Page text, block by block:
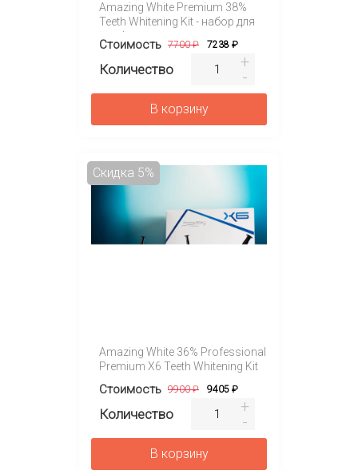
Amazing White Premium 38%
Teeth Whitening Kit - набор для
профессионального
отбеливания
Стоимость 7700 ₽ 7238 ₽
Количество
В корзину
Amazing White 36% Professional
Premium X6 Teeth Whitening Kit
Стоимость
Скидка 5%
9900 ₽ 9405 ₽
Количество
В корзину